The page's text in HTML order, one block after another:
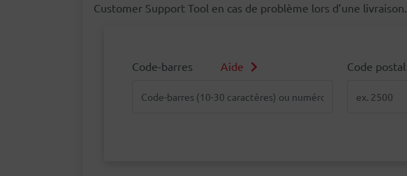
Customer Support Tool en cas de problème lors d’une livraison.
Code-barres
Aide
Code postal